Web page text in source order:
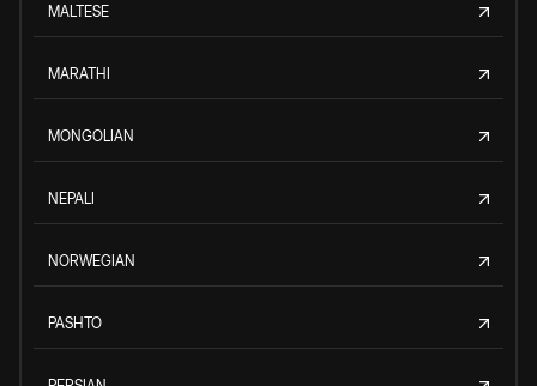
MALTESE
MARATHI
MONGOLIAN
NEPALI
NORWEGIAN
PASHTO